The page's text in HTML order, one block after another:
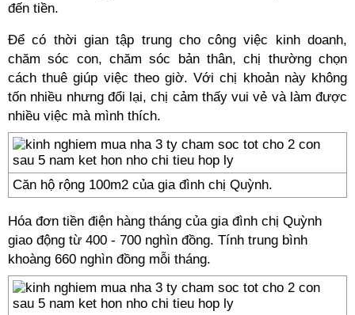
đến tiền.
Để có thời gian tập trung cho công việc kinh doanh,
chăm sóc con, chăm sóc bản thân, chị thường chọn
cách thuê giúp việc theo giờ. Với chị khoản này không
tốn nhiều nhưng đổi lại, chị cảm thấy vui vẻ và làm được
nhiều việc mà mình thích.
Căn hộ rộng 100m2 của gia đình chị Quỳnh.
Hóa đơn tiền điện hàng tháng của gia đình chị Quỳnh
giao động từ 400 - 700 nghìn đồng. Tính trung bình
khoàng 660 nghìn đồng mỗi tháng.